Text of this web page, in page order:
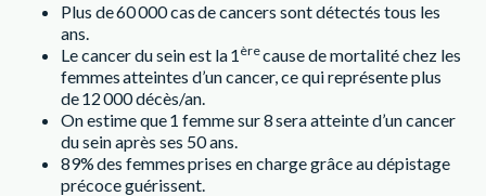
Plus de 60 000 cas de cancers sont détectés tous les
ans.
Le cancer du sein est la 1 èrecause de mortalité chez les
femmes atteintes d’un cancer, ce qui représente plus
de 12 000 décès/an.
On estime que 1 femme sur 8 sera atteinte d’un cancer
du sein après ses 50 ans.
89% des femmes prises en charge grâce au dépistage
précoce guérissent.